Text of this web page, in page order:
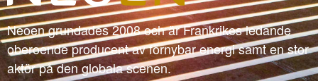
Neoen grundades 2008 och är Frankrikes ledande
oberoende producent av förnybar energi samt en stor
aktör på den globala scenen.